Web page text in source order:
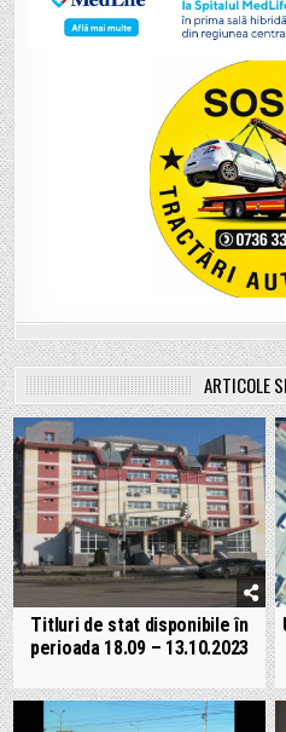
ARTICOLE
Titluri de stat disponibile în
perioada 18.09 – 13.10.2023